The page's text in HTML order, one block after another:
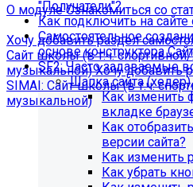
О модулеОзнакомиться со
Хочу добавить раздел
Сайт школы (в т.ч.
музыкальной)Хочу добавить
SIMAI: Сайт школы (в т.ч.
музыкальной)
Информация по
[MP_LICENSE_VIOLATION] В
модуль SIMAI-SF4: Сведения
"Получатели"?
Как подключить на сайте
Самостоятельное
основе конструктора
SF2: Часто задаваемые
Шапка сайта
Как изменить
вкладке
Как
версии сайта?
Как изменить
Как убрать